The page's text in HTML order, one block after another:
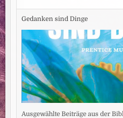
Gedanken sind Dinge
Ausgewählte Beiträge aus der